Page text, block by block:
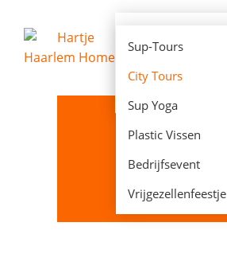
Sup-Tours
City Tours
Sup Yoga
Plastic Vissen
Bedrijfsevent
Vrijgezellenfeestje
Je bent hier: